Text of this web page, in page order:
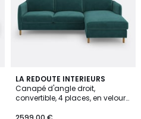
LA REDOUTE INTERIEURS
Canapé d'angle droit,
convertible, 4 places, en velours,
3
Couleurs